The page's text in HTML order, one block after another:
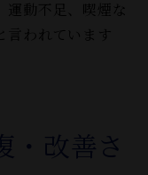
運動不足、喫煙な
言われています
・改善さ